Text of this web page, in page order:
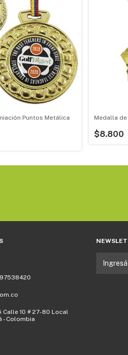
Puntos Metálica
Medalla
$8.800
Calle 10 # 27-80 Local
- Colombia